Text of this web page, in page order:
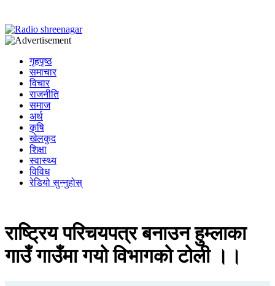
गृहपृष्ठ
समाचार
विचार
राजनीति
समाज
अर्थ
कृषि
खेलकुद
शिक्षा
स्वास्थ्य
विविध
रेडियो सुन्नुहोस्
राष्ट्रिय परिचयपत्र बनाउन हुम्लाका
गाउँ गाउँमा गयो विभागको टोली ।।